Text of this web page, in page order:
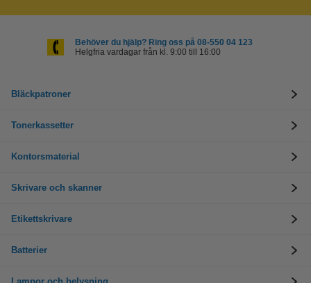
Behöver du hjälp? Ring oss på 08-550 04 123
Helgfria vardagar från kl. 9:00 till 16:00
Bläckpatroner
Tonerkassetter
Kontorsmaterial
Skrivare och skanner
Etikettskrivare
Batterier